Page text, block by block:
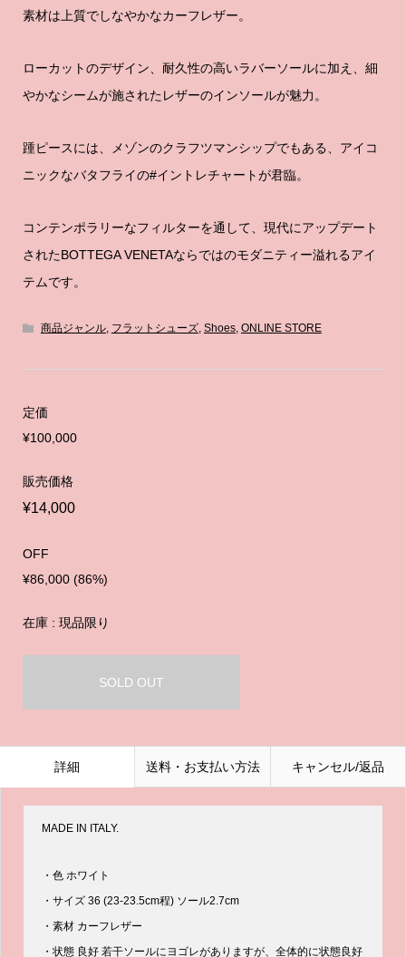
素材は上質でしなやかなカーフレザー。
ローカットのデザイン、耐久性の高いラバーソールに加え、細
やかなシームが施されたレザーのインソールが魅力。
踵ピースには、メゾンのクラフツマンシップでもある、アイコ
ニックなバタフライの#イントレチャートが君臨。
コンテンポラリーなフィルターを通して、現代にアップデート
されたBOTTEGA VENETAならではのモダニティー溢れるアイ
テムです。
商品ジャンル, フラットシューズ, Shoes, ONLINE STORE
定価
¥100,000
販売価格
¥14,000
OFF
¥86,000 (86%)
在庫 : 現品限り
SOLD OUT
詳細 送料・お支払い方法 キャンセル/返品
MADE IN ITALY.
・色 ホワイト
・サイズ 36 (23-23.5cm程) ソール2.7cm
・素材 カーフレザー
・状態 良好 若干ソールにヨゴレがありますが、全体的に状態良好